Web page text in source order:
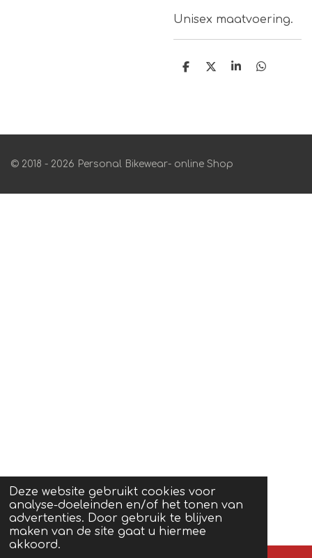
Deze website gebruikt cookies voor
analyse-doeleinden en/of het tonen van
advertenties. Door gebruik te blijven
maken van de site gaat u hiermee
akkoord.
Unisex maatvoering.
D
D
S
D
© 2018 - 2026 Personal Bikewear- online Shop